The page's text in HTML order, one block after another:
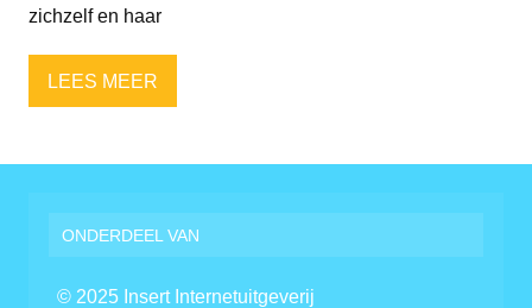
zichzelf en haar
LEES MEER
ONDERDEEL VAN
© 2025 Insert Internetuitgeverij